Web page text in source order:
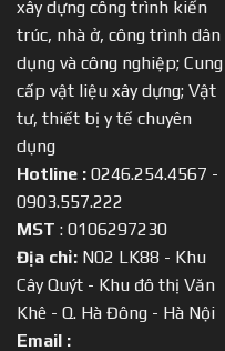
xây dựng công trình kiến
trúc, nhà ở, công trình dân
dụng và công nghiệp; Cung
cấp vật liệu xây dựng; Vật
tư, thiết bị y tế chuyên
dụng
Hotline : 0246.254.4567 -
0903.557.222
MST : 0106297230
Địa chỉ: N02 LK88 - Khu
Cây Quýt - Khu đô thị Văn
Khê - Q. Hà Đông - Hà Nội
Email :